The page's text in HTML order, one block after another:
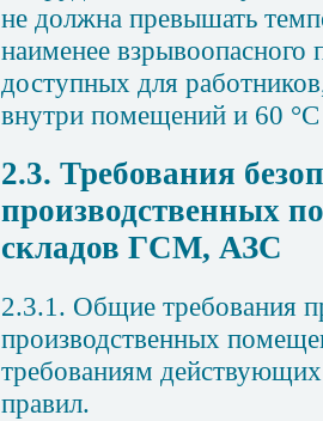
не должна превышать
наименее взрывоопасного
доступных для
внутри помещений и 60
2.3. Требования
производственных
складов ГСМ, АЗС
2.3.1. Общие требования
производственных
требованиям
правил.